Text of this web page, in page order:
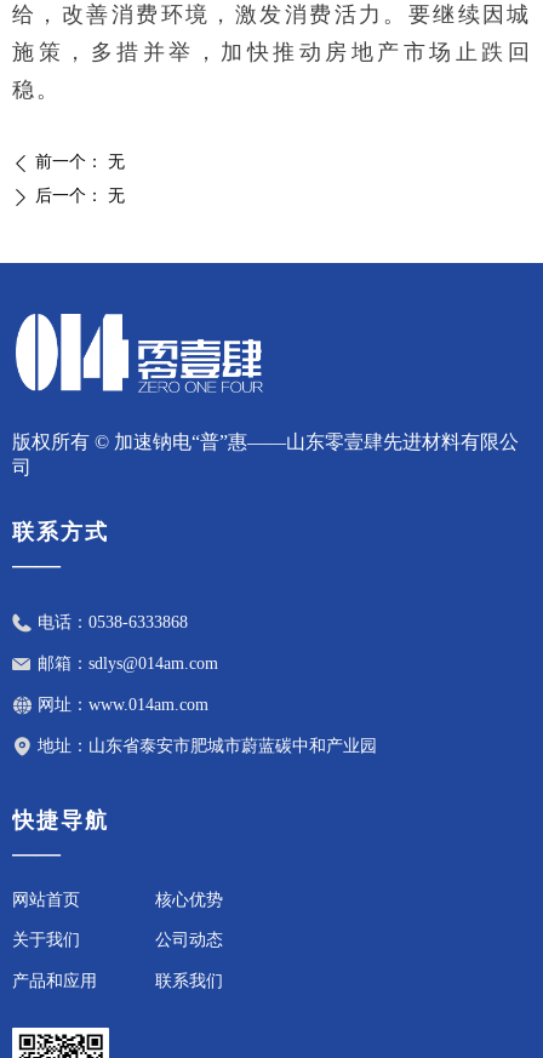
给，改善消费环境，激发消费活力。要继续因城
施策，多措并举，加快推动房地产市场止跌回
稳。
ꄴ 前一个： 无
ꄲ 后一个： 无
版权所有 © 加速钠电“普”惠——山东零壹肆先进材料有限公
司
联系方式
——
电话： 0538-6333868
邮箱： sdlys@014am.com
网址： www.014am.com
地址： 山东省泰安市肥城市蔚蓝碳中和产业园
快捷导航
——
网站首页
关于我们
产品和应用
核心优势
公司动态
联系我们